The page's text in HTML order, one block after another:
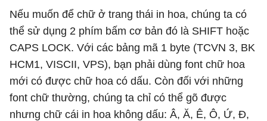
Nếu muốn để chữ ở trang thái in hoa, chúng ta có
thể sử dụng 2 phím bấm cơ bản đó là SHIFT hoặc
CAPS LOCK. Với các bảng mã 1 byte (TCVN 3, BK
HCM1, VISCII, VPS), bạn phải dùng font chữ hoa
mới có được chữ hoa có dấu. Còn đối với những
font chữ thường, chúng ta chỉ có thể gõ được
nhưng chữ cái in hoa không dấu: Â, Ă, Ê, Ô, Ứ, Đ,